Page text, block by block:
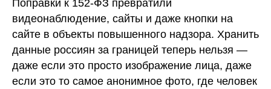
Поправки к 152-ФЗ превратили
видеонаблюдение, сайты и даже кнопки на
сайте в объекты повышенного надзора. Хранить
данные россиян за границей теперь нельзя —
даже если это просто изображение лица, даже
если это то самое анонимное фото, где человек